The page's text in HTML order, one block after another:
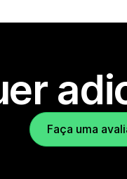
Faça uma